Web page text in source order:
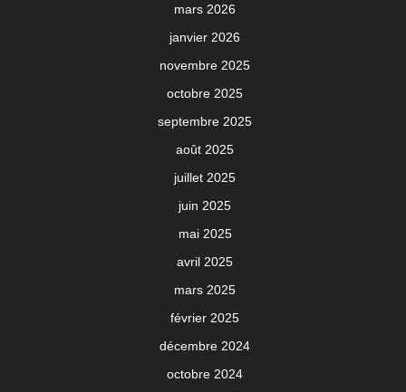
mars 2026
janvier 2026
novembre 2025
octobre 2025
septembre 2025
août 2025
juillet 2025
juin 2025
mai 2025
avril 2025
mars 2025
février 2025
décembre 2024
octobre 2024